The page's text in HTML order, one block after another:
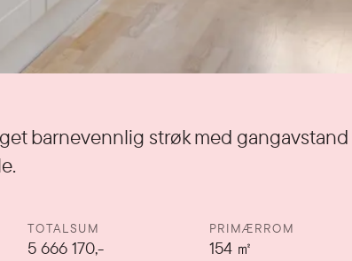
barnevennlig strøk med gangavstand
TOTALSUM
5 666 170,-
PRIMÆRROM
154㎡